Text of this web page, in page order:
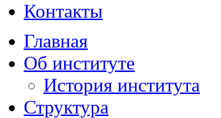
Контакты
Главная
Об институте
История института
Структура